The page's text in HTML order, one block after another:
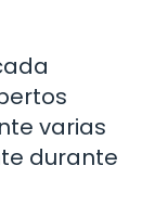
varias
durante